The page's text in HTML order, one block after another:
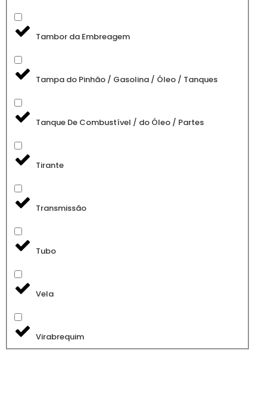
Tambor da Embreagem
Tampa do Pinhão / Gasolina / Óleo / Tanques
Tanque De Combustível / do Óleo / Partes
Tirante
Transmissão
Tubo
Vela
Virabrequim